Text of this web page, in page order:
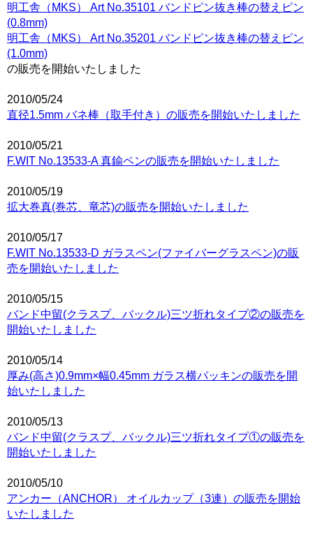
明工舎（MKS） Art No.35101 バンドピン抜き棒の替えピン
(0.8mm)
明工舎（MKS） Art No.35201 バンドピン抜き棒の替えピン
(1.0mm)
の販売を開始いたしました
2010/05/24
直径1.5mm バネ棒（取手付き）の販売を開始いたしました
2010/05/21
F.WIT No.13533-A 真鍮ペンの販売を開始いたしました
2010/05/19
拡大巻真(巻芯、竜芯)の販売を開始いたしました
2010/05/17
F.WIT No.13533-D ガラスペン(ファイバーグラスペン)の販
売を開始いたしました
2010/05/15
バンド中留(クラスプ、バックル)三ツ折れタイプ②の販売を
開始いたしました
2010/05/14
厚み(高さ)0.9mm×幅0.45mm ガラス横パッキンの販売を開
始いたしました
2010/05/13
バンド中留(クラスプ、バックル)三ツ折れタイプ①の販売を
開始いたしました
2010/05/10
アンカー（ANCHOR） オイルカップ（3連）の販売を開始
いたしました